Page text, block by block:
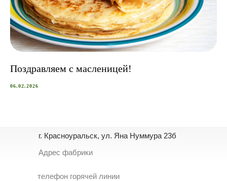
Поздравляем с масленицей!
06.02.2026
Адрес фабрики
г. Красноуральск, ул. Яна Нуммура 23б
телефон горячей линии